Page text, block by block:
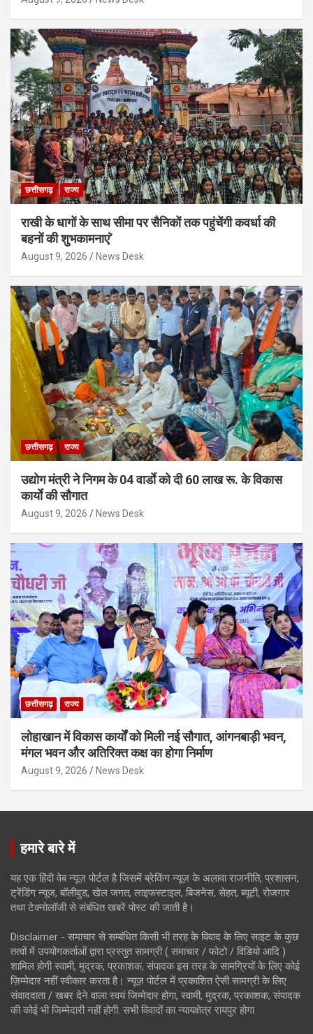
छत्तीसगढ़ राज्य
राखी के धागों के साथ सीमा पर सैनिकों तक पहुंचेंगी कवर्धा की
बहनों की शुभकामनाएं’
August 9, 2026 News Desk
छत्तीसगढ़ राज्य
उद्योग मंत्री ने निगम के 04 वार्डाे को दी 60 लाख रू. के विकास
कार्याे की सौगात
August 9, 2026 News Desk
छत्तीसगढ़ राज्य
लोहाखान में विकास कार्यों को मिली नई सौगात, आंगनबाड़ी भवन,
मंगल भवन और अतिरिक्त कक्ष का होगा निर्माण
August 9, 2026 News Desk
हमारे बारे में
यह एक हिंदी वेब न्यूज़ पोर्टल है जिसमें ब्रेकिंग न्यूज़ के अलावा राजनीति, प्रशासन,
ट्रेंडिंग न्यूज, बॉलीवुड, खेल जगत, लाइफस्टाइल, बिजनेस, सेहत, ब्यूटी, रोजगार
तथा टेक्नोलॉजी से संबंधित खबरें पोस्ट की जाती है।
Disclaimer - समाचार से सम्बंधित किसी भी तरह के विवाद के लिए साइट के कुछ
तत्वों में उपयोगकर्ताओं द्वारा प्रस्तुत सामग्री ( समाचार / फोटो / विडियो आदि )
शामिल होगी स्वामी, मुद्रक, प्रकाशक, संपादक इस तरह के सामग्रियों के लिए कोई
ज़िम्मेदार नहीं स्वीकार करता है। न्यूज़ पोर्टल में प्रकाशित ऐसी सामग्री के लिए
संवाददाता / खबर देने वाला स्वयं जिम्मेदार होगा, स्वामी, मुद्रक, प्रकाशक, संपादक
की कोई भी जिम्मेदारी नहीं होगी. सभी विवादों का न्यायक्षेत्र रायपुर होगा